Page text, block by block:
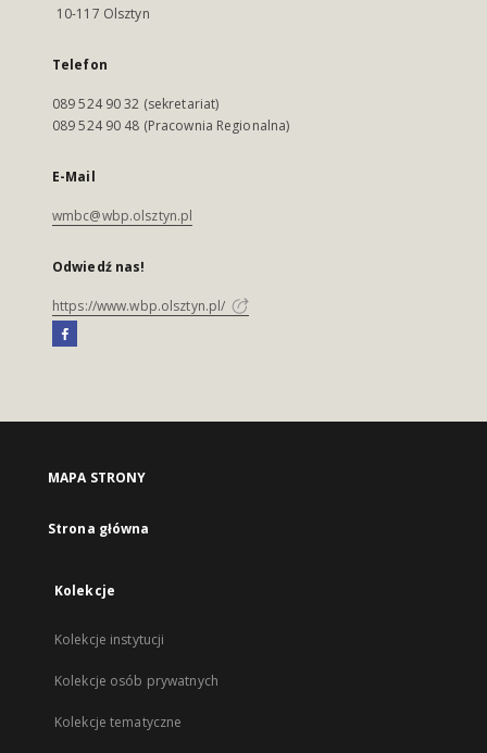
10-117 Olsztyn
Telefon
089 524 90 32 (sekretariat)
089 524 90 48 (Pracownia Regionalna)
E-Mail
wmbc@wbp.olsztyn.pl
Odwiedź nas!
https://www.wbp.olsztyn.pl/
MAPA STRONY
Strona główna
Kolekcje
Kolekcje instytucji
Kolekcje osób prywatnych
Kolekcje tematyczne